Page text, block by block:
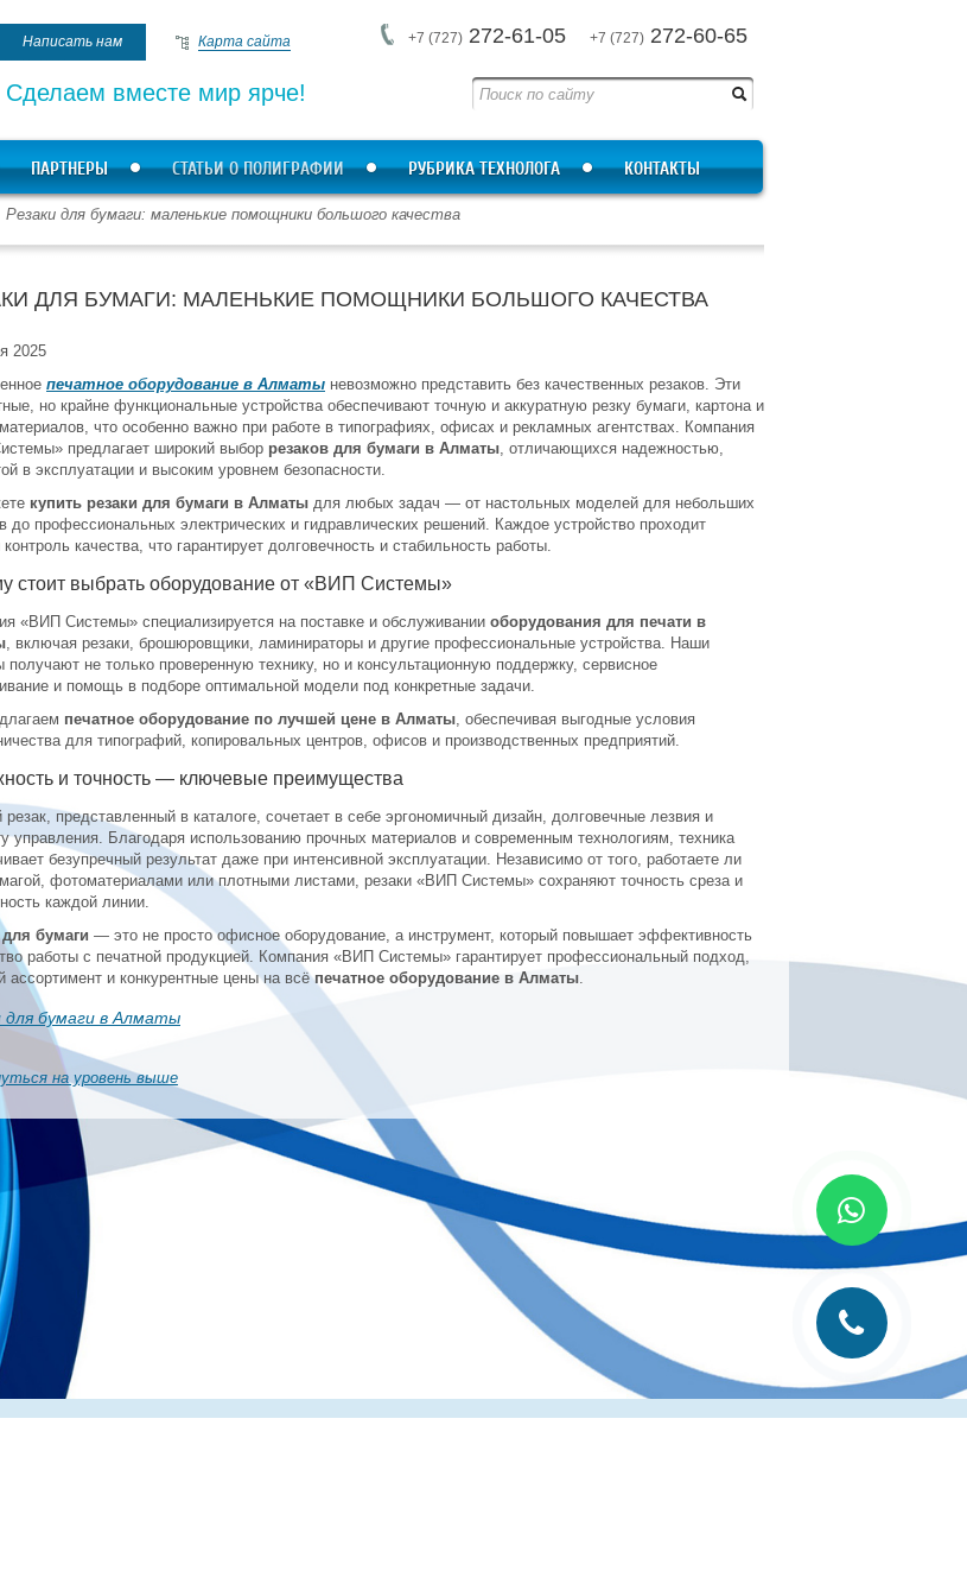
Сделаем вместе мир ярче!
+7 (727) 272-61-05 +7 (727) 272-60-65
Написать нам Карта сайта
ПАРТНЕРЫ СТАТЬИ О ПОЛИГРАФИИ РУБРИКА ТЕХНОЛОГА КОНТАКТЫ
Резаки для бумаги: маленькие помощники большого качества
ДЛЯ БУМАГИ: МАЛЕНЬКИЕ ПОМОЩНИКИ БОЛЬШОГО КАЧЕСТВА
2025
печатное оборудование в Алматы невозможно представить без качественных резаков. Эти
но крайне функциональные устройства обеспечивают точную и аккуратную резку бумаги, картона и
что особенно важно при работе в типографиях, офисах и рекламных агентствах. Компания
предлагает широкий выбор резаков для бумаги в Алматы, отличающихся надежностью,
в эксплуатации и высоким уровнем безопасности.
купить резаки для бумаги в Алматы для любых задач — от настольных моделей для небольших
до профессиональных электрических и гидравлических решений. Каждое устройство проходит
контроль качества, что гарантирует долговечность и стабильность работы.
стоит выбрать оборудование от «ВИП Системы»
«ВИП Системы» специализируется на поставке и обслуживании оборудования для печати в
, включая резаки, брошюровщики, ламинираторы и другие профессиональные устройства. Наши
получают не только проверенную технику, но и консультационную поддержку, сервисное
и помощь в подборе оптимальной модели под конкретные задачи.
печатное оборудование по лучшей цене в Алматы, обеспечивая выгодные условия
для типографий, копировальных центров, офисов и производственных предприятий.
и точность — ключевые преимущества
представленный в каталоге, сочетает в себе эргономичный дизайн, долговечные лезвия и
управления. Благодаря использованию прочных материалов и современным технологиям, техника
безупречный результат даже при интенсивной эксплуатации. Независимо от того, работаете ли
фотоматериалами или плотными листами, резаки «ВИП Системы» сохраняют точность среза и
каждой линии.
для бумаги — это не просто офисное оборудование, а инструмент, который повышает эффективность
работы с печатной продукцией. Компания «ВИП Системы» гарантирует профессиональный подход,
ассортимент и конкурентные цены на всёпечатное оборудование в Алматы.
для бумаги в Алматы
на уровень выше